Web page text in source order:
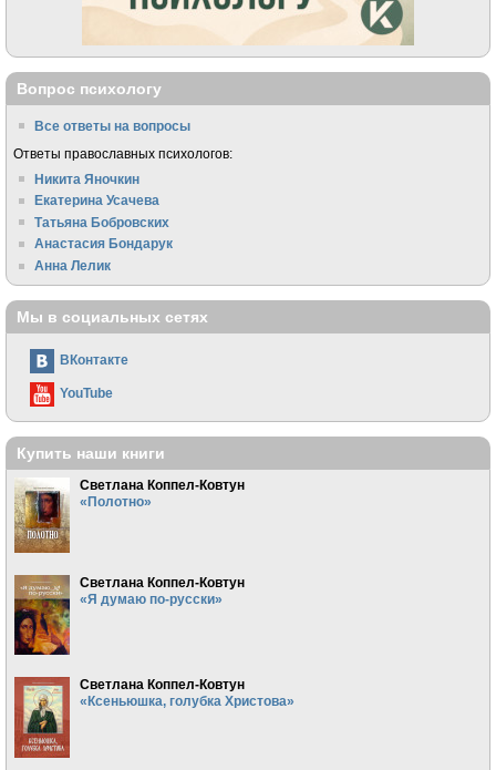
Вопрос психологу
Все ответы на вопросы
Ответы православных психологов:
Никита Яночкин
Екатерина Усачева
Татьяна Бобровских
Анастасия Бондарук
Анна Лелик
Мы в социальных сетях
ВКонтакте
YouTube
Купить наши книги
Светлана Коппел-Ковтун
«Полотно»
Светлана Коппел-Ковтун
«Я думаю по-русски»
Светлана Коппел-Ковтун
«Ксеньюшка, голубка Христова»